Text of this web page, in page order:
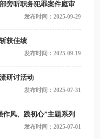
旁听职务犯罪案件庭审
发布时间：2025-09-29
获佳绩
发布时间：2025-09-19
研讨活动
发布时间：2025-07-31
风、践初心”主题系列
发布时间：2025-07-01